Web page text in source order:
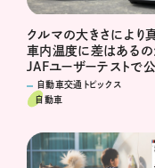
クルマの大きさにより
車内温度に差はあるの
JAFユーザーテストで公
自動車交通トピックス
自動車